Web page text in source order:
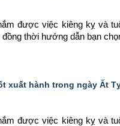
được việc kiêng kỵ và
đồng thời hướng dẫn bạn
xuất hành trong ngày Ất
được việc kiêng kỵ và